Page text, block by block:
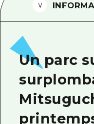
FAQ
Un parc